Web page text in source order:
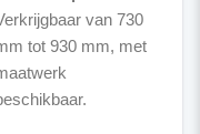
van 730
tot 930 mm, met